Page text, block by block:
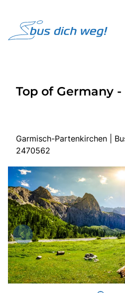
Highlights
Start
Busreisen
Bus mieten
Über Bus dich weg!
Radio
Sie befinden sich in:
Top of Germany
Garmisch-Partenkirchen |
2470562